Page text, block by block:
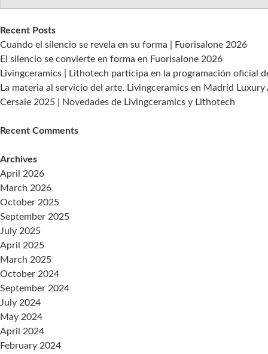
Orgatec;
más
internacional,
más
emocional,
más
Recent Posts
Cuando el silencio se revela en su forma | Fuorisalone 2026
El silencio se convierte en forma en Fuorisalone 2026
Livingceramics | Lithotech participa en la programación oficial
La materia al servicio del arte. Livingceramics en Madrid Luxury
Cersaie 2025 | Novedades de Livingceramics y Lithotech
Recent Comments
Archives
April 2026
March 2026
October 2025
September 2025
July 2025
April 2025
March 2025
October 2024
September 2024
July 2024
May 2024
April 2024
February 2024